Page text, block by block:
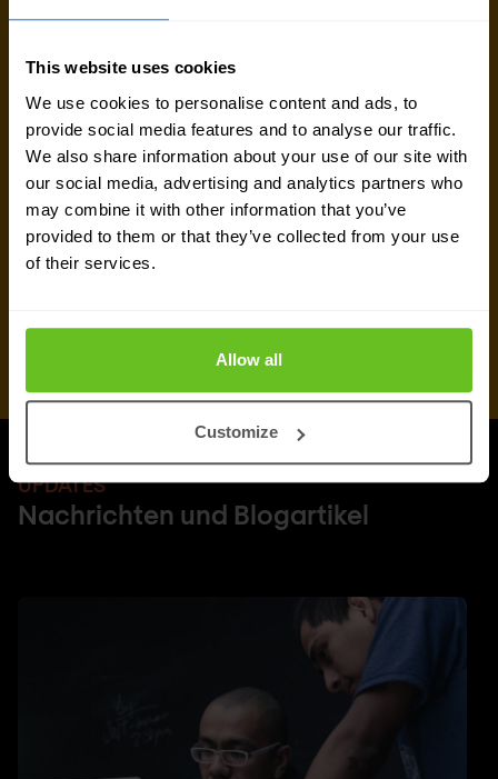
This website uses cookies
We use cookies to personalise content and ads, to
provide social media features and to analyse our traffic.
We also share information about your use of our site with
our social media, advertising and analytics partners who
may combine it with other information that you’ve
provided to them or that they’ve collected from your use
of their services.
Allow all
Customize
Angebot anfordern
UPDATES
Nachrichten und Blogartikel